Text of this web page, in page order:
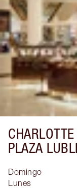
PLAZA
Domingo
Lunes